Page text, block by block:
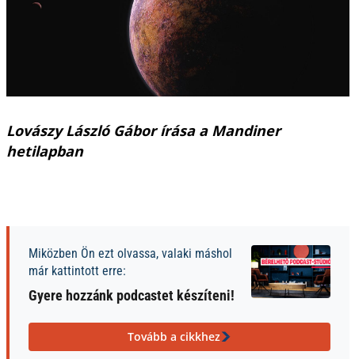
Lovászy László Gábor írása a Mandiner
hetilapban
Miközben Ön ezt olvassa, valaki máshol
már kattintott erre:
Gyere hozzánk podcastet készíteni!
Tovább a cikkhez